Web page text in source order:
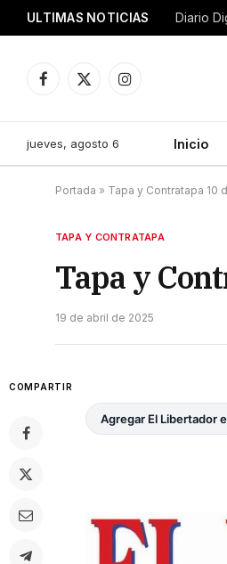
ULTIMAS NOTICIAS Diario
Facebook
X
Instagram
jueves, agosto 6 Inicio
Portada » Tapa y Contratapa 10
TAPA Y CONTRATAPA
Tapa y
19 de abril de 2025
COMPARTIR
Agregar El Libertador